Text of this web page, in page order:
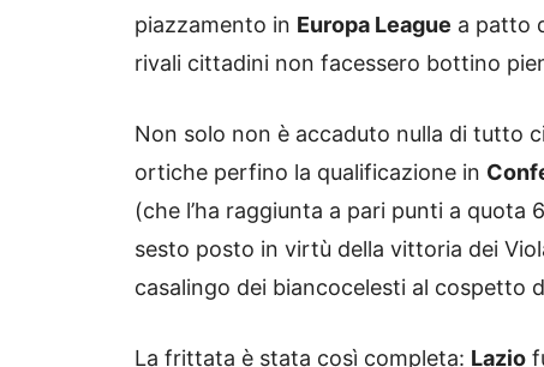
piazzamento in Europa League a patto
rivali cittadini non facessero bottino
Non solo non è accaduto nulla di tutto
ortiche perfino la qualificazione in
(che l’ha raggiunta a pari punti a
sesto posto in virtù della vittoria dei
casalingo dei biancocelesti al cospetto
La frittata è stata così completa: Lazio